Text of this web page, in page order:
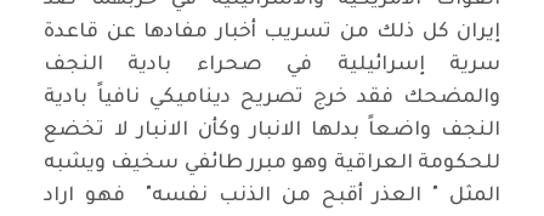
إيران كل ذلك من تسريب أخبار مفادها عن قاعدة
سرية إسرائيلية في صحراء بادية النجف
والمضحك فقد خرج تصريح ديناميكي نافياً بادية
النجف واضعاً بدلها الانبار وكأن الانبار لا تخضع
للحكومة العراقية وهو مبرر طائفي سخيف ويشبه
المثل " العذر أقبح من الذنب نفسه" فهو اراد